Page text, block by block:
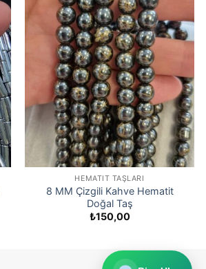
HEMATIT TAŞLARI
8 MM Çizgili Kahve Hematit
Doğal Taş
₺150,00